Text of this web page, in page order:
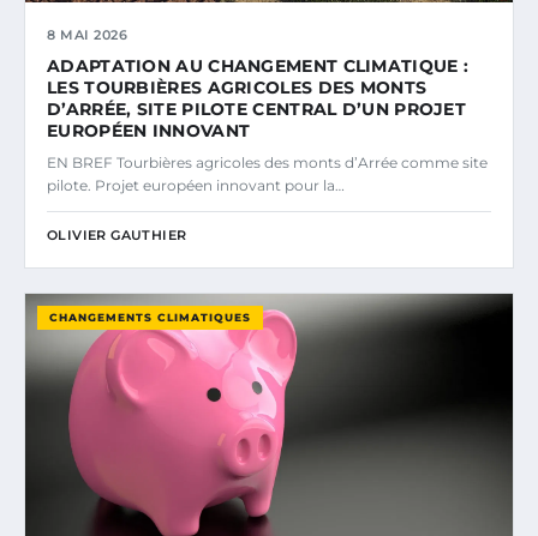
8 MAI 2026
ADAPTATION AU CHANGEMENT CLIMATIQUE :
LES TOURBIÈRES AGRICOLES DES MONTS
D’ARRÉE, SITE PILOTE CENTRAL D’UN PROJET
EUROPÉEN INNOVANT
EN BREF Tourbières agricoles des monts d’Arrée comme site
pilote. Projet européen innovant pour la…
OLIVIER GAUTHIER
CHANGEMENTS CLIMATIQUES